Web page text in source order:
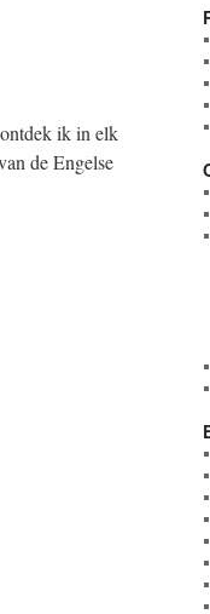
ik in elk
de Engelse